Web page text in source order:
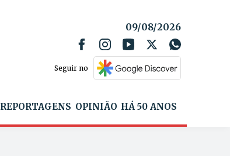
09/08/2026
Seguir no
REPORTAGENS OPINIÃO HÁ 50 ANOS